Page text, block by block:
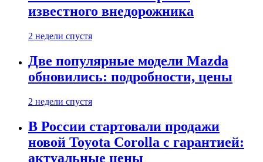
известного внедорожника
2 недели спустя
Две популярные модели Mazda
обновились: подробности, цены
2 недели спустя
В России стартовали продажи
новой Toyota Corolla с гарантией:
актуальные цены